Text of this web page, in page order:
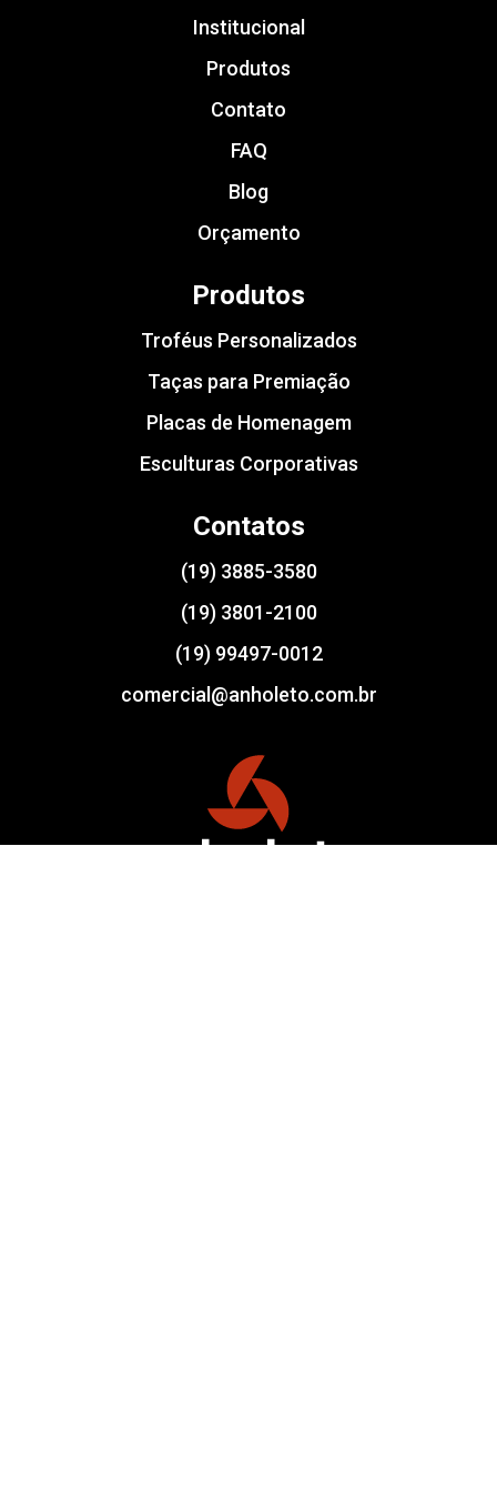
Institucional
Produtos
Contato
FAQ
Blog
Orçamento
Produtos
Troféus Personalizados
Taças para Premiação
Placas de Homenagem
Esculturas Corporativas
Contatos
(19) 3885-3580
(19) 3801-2100
(19) 99497-0012
comercial@anholeto.com.br